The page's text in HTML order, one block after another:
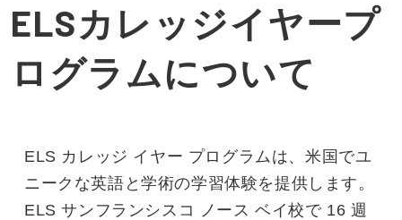
ELSカレッジイヤープ
ログラムについて
ELS カレッジ イヤー プログラムは、米国でユ
ニークな英語と学術の学習体験を提供します。
ELS サンフランシスコ ノース ベイ校で 16 週